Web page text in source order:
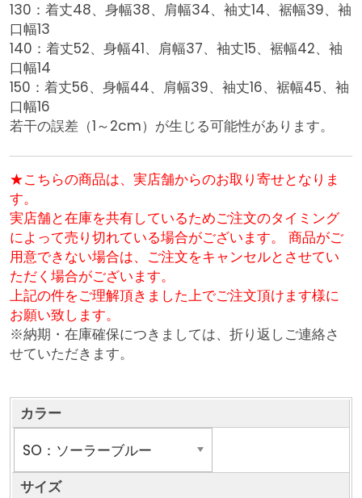
130：着丈48、身幅38、肩幅34、袖丈14、裾幅39、袖
口幅13
140：着丈52、身幅41、肩幅37、袖丈15、裾幅42、袖
口幅14
150：着丈56、身幅44、肩幅39、袖丈16、裾幅45、袖
口幅16
若干の誤差（1～2cm）が生じる可能性があります。
★こちらの商品は、実店舗からのお取り寄せとなりま
す。
実店舗と在庫を共有しているためご注文のタイミング
によって売り切れている場合がございます。 商品がご
用意できない場合は、ご注文をキャンセルとさせてい
ただく場合がございます。
上記の件をご理解頂きました上でご注文頂けます様に
お願い致します。
※納期・在庫確保につきましては、折り返しご連絡さ
せていただきます。
カラー
サイズ